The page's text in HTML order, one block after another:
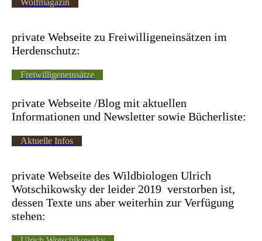
private Webseite zu Freiwilligeneinsätzen im
Herdenschutz:
Freiwilligeneinsätze
private Webseite /Blog mit aktuellen
Informationen und Newsletter sowie Bücherliste:
Aktuelle Infos
private Webseite des Wildbiologen Ulrich
Wotschikowsky der leider 2019 verstorben ist,
dessen Texte uns aber weiterhin zur Verfügung
stehen: